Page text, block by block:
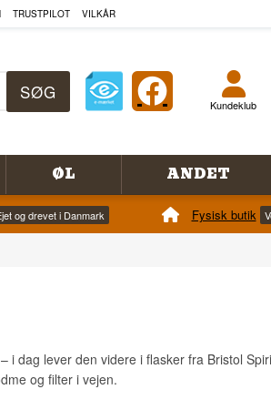
TRUSTPILOT VILKÅR
Kundeklub
ØL ANDET
og drevet i Danmark Fysisk butik
dag lever den videre i flasker fra Bristol
og filter i vejen.